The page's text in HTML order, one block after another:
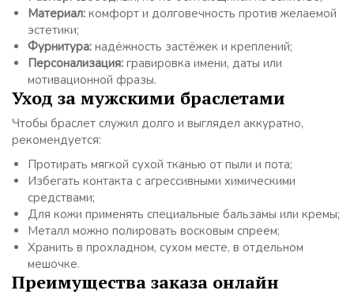
Материал: комфорт и долговечность против желаемой
эстетики;
Фурнитура: надёжность застёжек и креплений;
Персонализация: гравировка имени, даты или
мотивационной фразы.
Уход за мужскими браслетами
Чтобы браслет служил долго и выглядел аккуратно,
рекомендуется:
Протирать мягкой сухой тканью от пыли и пота;
Избегать контакта с агрессивными химическими
средствами;
Для кожи применять специальные бальзамы или кремы;
Металл можно полировать восковым спреем;
Хранить в прохладном, сухом месте, в отдельном
мешочке.
Преимущества заказа онлайн